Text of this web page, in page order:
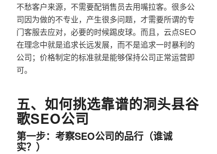
不愁客户来源，不需要配销售员去用嘴拉客。很多公
司因为做的不专业，产生很多问题，才需要所谓的专
门客服去应对，必要的时候踢皮球。而且，云点SEO
在理念中就是追求长远发展，而不是追求一时暴利的
公司；价格制定的标准就是能够保持公司正常运营即
可。
五、如何挑选靠谱的洞头县谷
歌SEO公司
第一步：考察SEO公司的品行（谁诚
实？）